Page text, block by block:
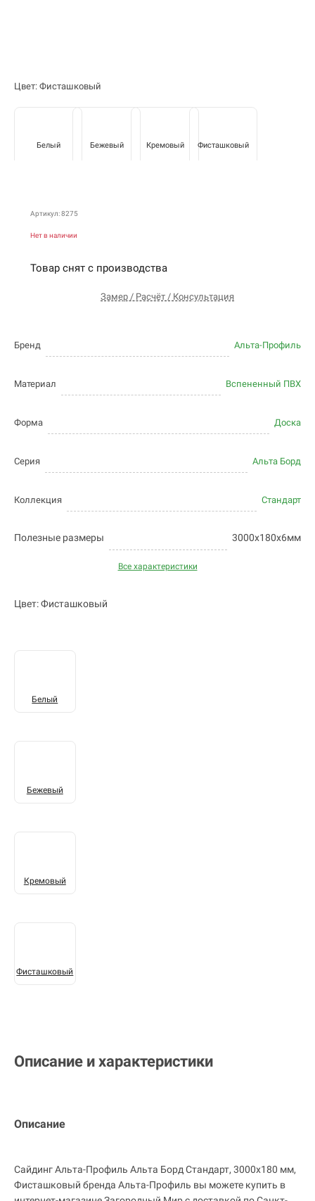
Цвет: Фисташковый
Белый Бежевый Кремовый Фисташковый
Артикул: 8275
Нет в наличии
Товар снят с производства
Замер / Расчёт / Консультация
Бренд Альта-Профиль
Материал Вспененный ПВХ
Форма Доска
Серия Альта Борд
Коллекция Стандарт
Полезные размеры 3000х180х6мм
Все характеристики
Цвет: Фисташковый
Белый
Бежевый
Кремовый
Фисташковый
Описание и характеристики
Описание
Сайдинг Альта-Профиль Альта Борд Стандарт, 3000х180 мм,
Фисташковый бренда Альта-Профиль вы можете купить в